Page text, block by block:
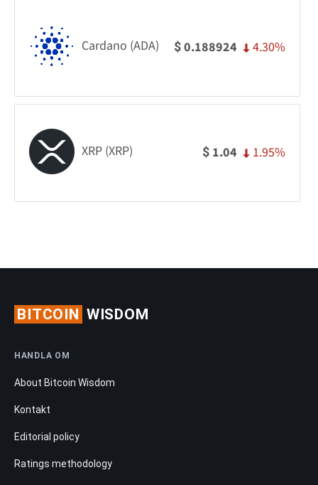
Cardano (ADA) $0.188924 4.30%
XRP (XRP) $ 1.04 1.95%
BITCOIN WISDOM
HANDLA OM
About Bitcoin Wisdom
Kontakt
Editorial policy
Ratings methodology